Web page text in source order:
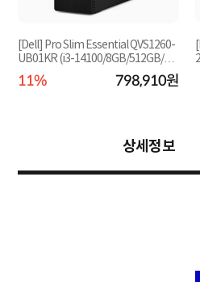
[Dell] Pro Slim Essential QVS1260-
UB01KR (i3-14100/8GB/512GB/Ub
11% 798,910원
상세정보